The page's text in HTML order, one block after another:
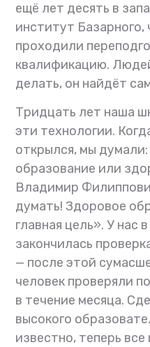
ещё лет десять в
институт
проходили
квалификацию.
делать, он найдёт
Тридцать лет наша
эти технологии.
открылся, мы
образование или
Владимир
думать! Здоровое
главная цель». У нас
закончилась
— после этой
человек проверяли
в течение месяца.
высокого
известно, теперь